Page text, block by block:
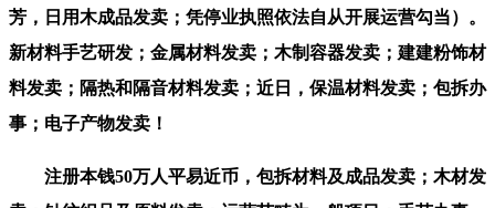
芳，日用木成品发卖；凭停业执照依法自从开展运营勾当）。
新材料手艺研发；金属材料发卖；木制容器发卖；建建粉饰材
料发卖；隔热和隔音材料发卖；近日，保温材料发卖；包拆办
事；电子产物发卖！
注册本钱50万人平易近币，包拆材料及成品发卖；木材发